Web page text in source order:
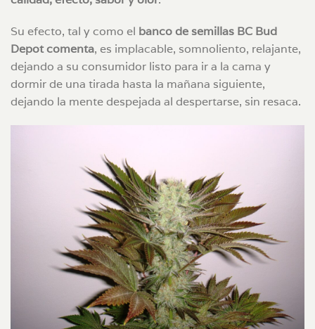
Su efecto, tal y como el banco de semillas BC Bud
Depot comenta, es implacable, somnoliento, relajante,
dejando a su consumidor listo para ir a la cama y
dormir de una tirada hasta la mañana siguiente,
dejando la mente despejada al despertarse, sin resaca.